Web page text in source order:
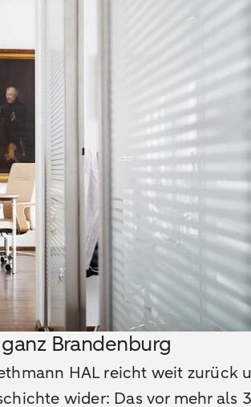
Brandenburg
HAL reicht weit zurück
wider: Das vor mehr als